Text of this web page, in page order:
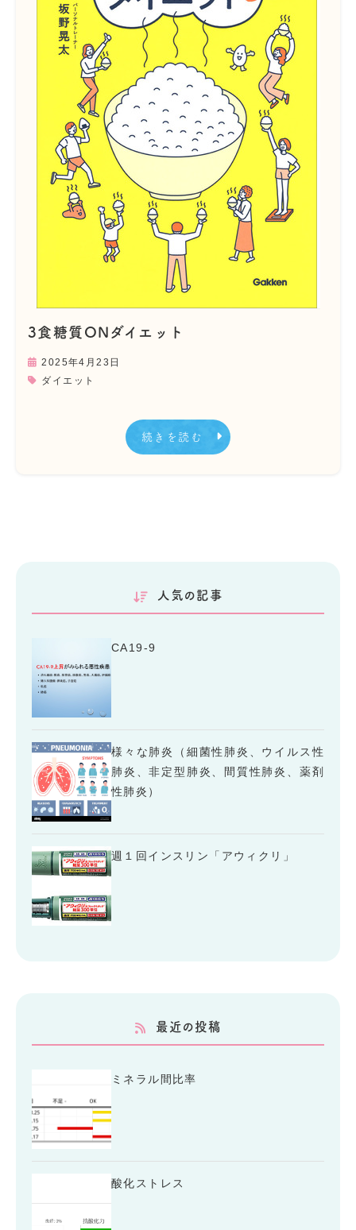
3食糖質ONダイエット
2025年4月23日
ダイエット
続きを読む
人気の記事
CA19-9
様々な肺炎（細菌性肺炎、ウイルス性
肺炎、非定型肺炎、間質性肺炎、薬剤
性肺炎）
週１回インスリン「アウィクリ」
最近の投稿
ミネラル間比率
酸化ストレス